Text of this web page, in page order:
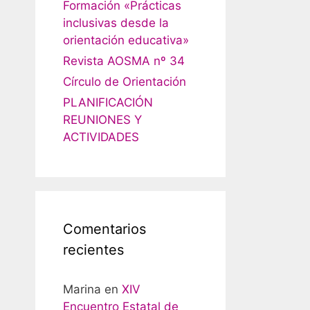
Formación «Prácticas
inclusivas desde la
orientación educativa»
Revista AOSMA nº 34
Círculo de Orientación
PLANIFICACIÓN
REUNIONES Y
ACTIVIDADES
Comentarios
recientes
Marina en XIV
Encuentro Estatal de